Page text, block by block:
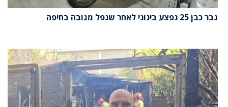
גבר כבן 25 נפצע בינוני לאחר שנפל מגובה בחיפה